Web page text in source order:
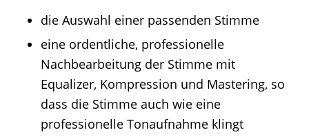
die Auswahl einer passenden Stimme
eine ordentliche, professionelle
Nachbearbeitung der Stimme mit
Equalizer, Kompression und Mastering, so
dass die Stimme auch wie eine
professionelle Tonaufnahme klingt